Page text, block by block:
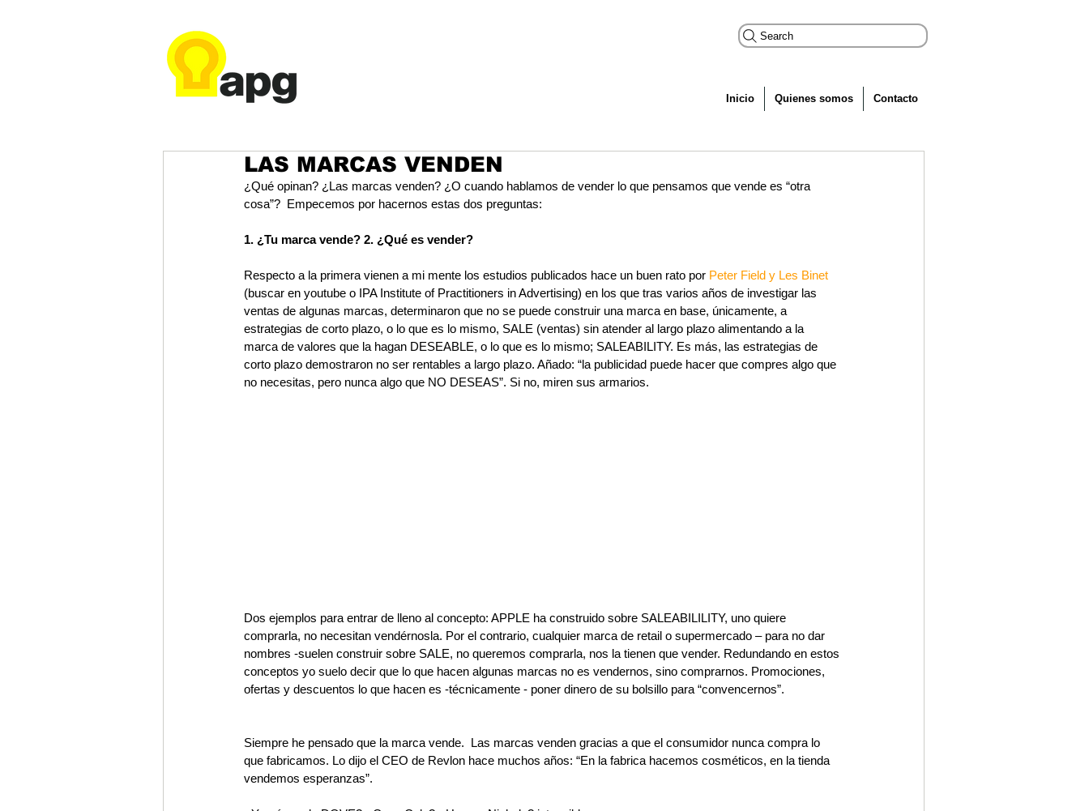
Search
Inicio Quienes somos Contacto
LAS MARCAS VENDEN
¿Qué opinan? ¿Las marcas venden? ¿O cuando hablamos de vender lo que pensamos que vende es “otra
cosa”?  Empecemos por hacernos estas dos preguntas:
1. ¿Tu marca vende? 2. ¿Qué es vender?
Respecto a la primera vienen a mi mente los estudios publicados hace un buen rato por Peter Field y Les Binet
(buscar en youtube o IPA Institute of Practitioners in Advertising) en los que tras varios años de investigar las
ventas de algunas marcas, determinaron que no se puede construir una marca en base, únicamente, a
estrategias de corto plazo, o lo que es lo mismo, SALE (ventas) sin atender al largo plazo alimentando a la
marca de valores que la hagan DESEABLE, o lo que es lo mismo; SALEABILITY. Es más, las estrategias de
corto plazo demostraron no ser rentables a largo plazo. Añado: “la publicidad puede hacer que compres algo que
no necesitas, pero nunca algo que NO DESEAS”. Si no, miren sus armarios.
Dos ejemplos para entrar de lleno al concepto: APPLE ha construido sobre SALEABILILITY, uno quiere
comprarla, no necesitan vendérnosla. Por el contrario, cualquier marca de retail o supermercado – para no dar
nombres -suelen construir sobre SALE, no queremos comprarla, nos la tienen que vender. Redundando en estos
conceptos yo suelo decir que lo que hacen algunas marcas no es vendernos, sino comprarnos. Promociones,
ofertas y descuentos lo que hacen es -técnicamente - poner dinero de su bolsillo para “convencernos”.
Siempre he pensado que la marca vende.  Las marcas venden gracias a que el consumidor nunca compra lo
que fabricamos. Lo dijo el CEO de Revlon hace muchos años: “En la fabrica hacemos cosméticos, en la tienda
vendemos esperanzas”.